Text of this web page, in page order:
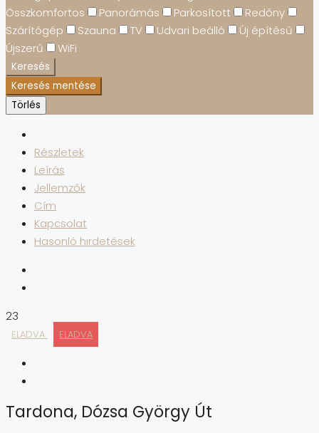
Összkomfortos
Panorámás Parkosított
Redőny
Szárítógép
Szauna TV Udvari beálló
Új építésű
Újszerű
WiFi
Keresés
Keresés mentése
Törlés
Részletek
Leírás
Jellemzők
Cím
Kapcsolat
Hasonló hirdetések
23
ELADVA ELADVA
Tardona, Dózsa György Út